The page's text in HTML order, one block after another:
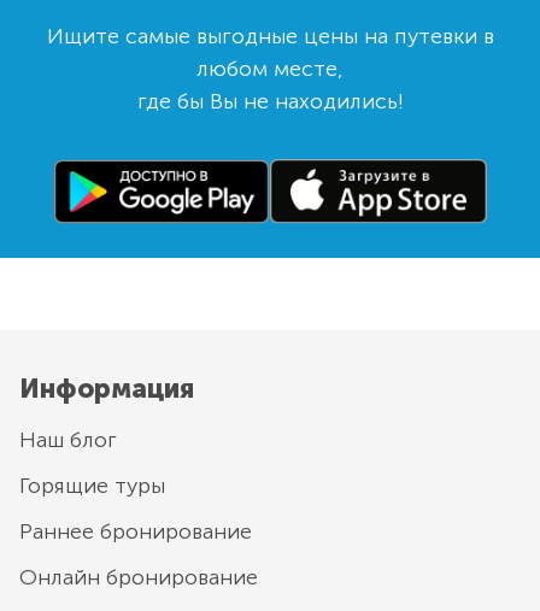
Ищите самые выгодные цены на путевки в
любом месте,
где бы Вы не находились!
Информация
Наш блог
Горящие туры
Раннее бронирование
Онлайн бронирование